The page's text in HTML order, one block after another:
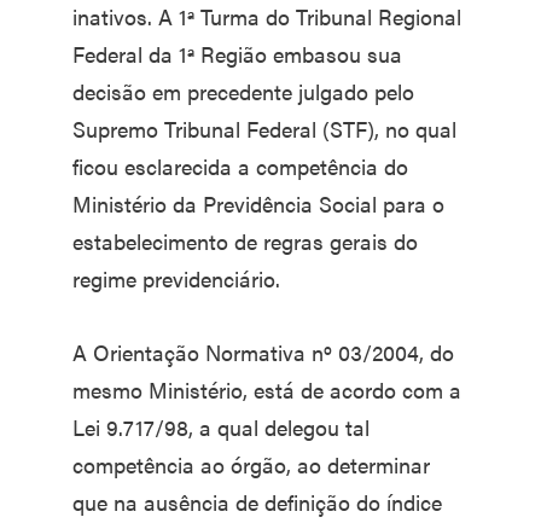
inativos. A 1ª Turma do Tribunal Regional
Federal da 1ª Região embasou sua
decisão em precedente julgado pelo
Supremo Tribunal Federal (STF), no qual
ficou esclarecida a competência do
Ministério da Previdência Social para o
estabelecimento de regras gerais do
regime previdenciário.
A Orientação Normativa nº 03/2004, do
mesmo Ministério, está de acordo com a
Lei 9.717/98, a qual delegou tal
competência ao órgão, ao determinar
que na ausência de definição do índice